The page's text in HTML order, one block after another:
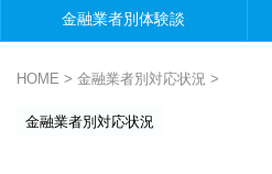
金融業者別体験談
HOME > 金融業者別対応状況 >
金融業者別対応状況